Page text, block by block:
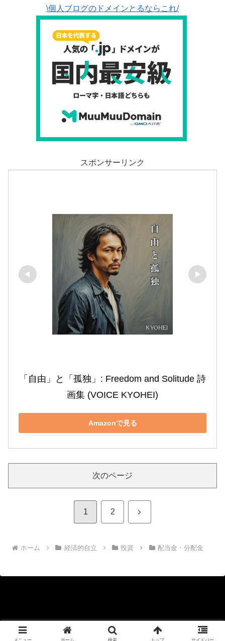
\個人ブログのドメインとるならこれ/
スポンサーリンク
「自由」と「孤独」: Freedom and Solitude 詩
画集 (VOICE KYOHEI)
Amazonで見る
次のページ
1 2 次
ホーム 経済的自立 投資 配当金・分配金
Copyright © 2020-2026 KYOHEI Official Blog All Rights Reserved.
メニュー ホーム 検索 トップ サイドバー